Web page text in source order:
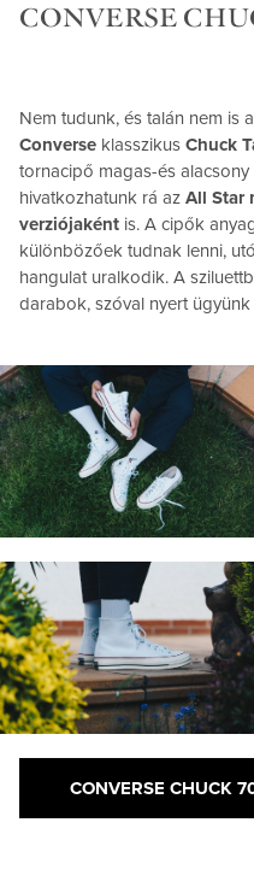
CONVERSE
Nem tudunk, és talán nem is
Converse klasszikus Chuck
tornacipő magas-és
hivatkozhatunk rá az All Star
verziójaként is. A cipők
különbözőek tudnak lenni,
hangulat uralkodik. A
darabok, szóval nyert ügyünk
CONVERSE CHUCK